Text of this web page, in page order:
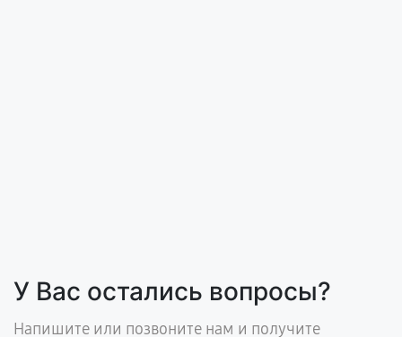
У Вас остались вопросы?
Напишите или позвоните нам и получите